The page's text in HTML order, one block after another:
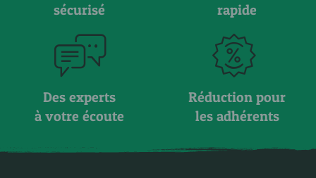
sécurisé
rapide
Des experts
à votre écoute
Réduction pour
les adhérents